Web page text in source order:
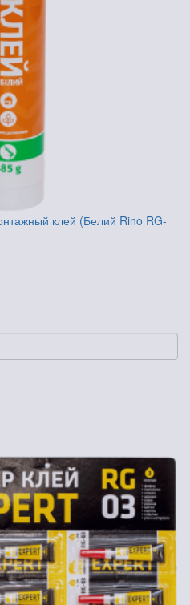
клей (Белий Rino RG-